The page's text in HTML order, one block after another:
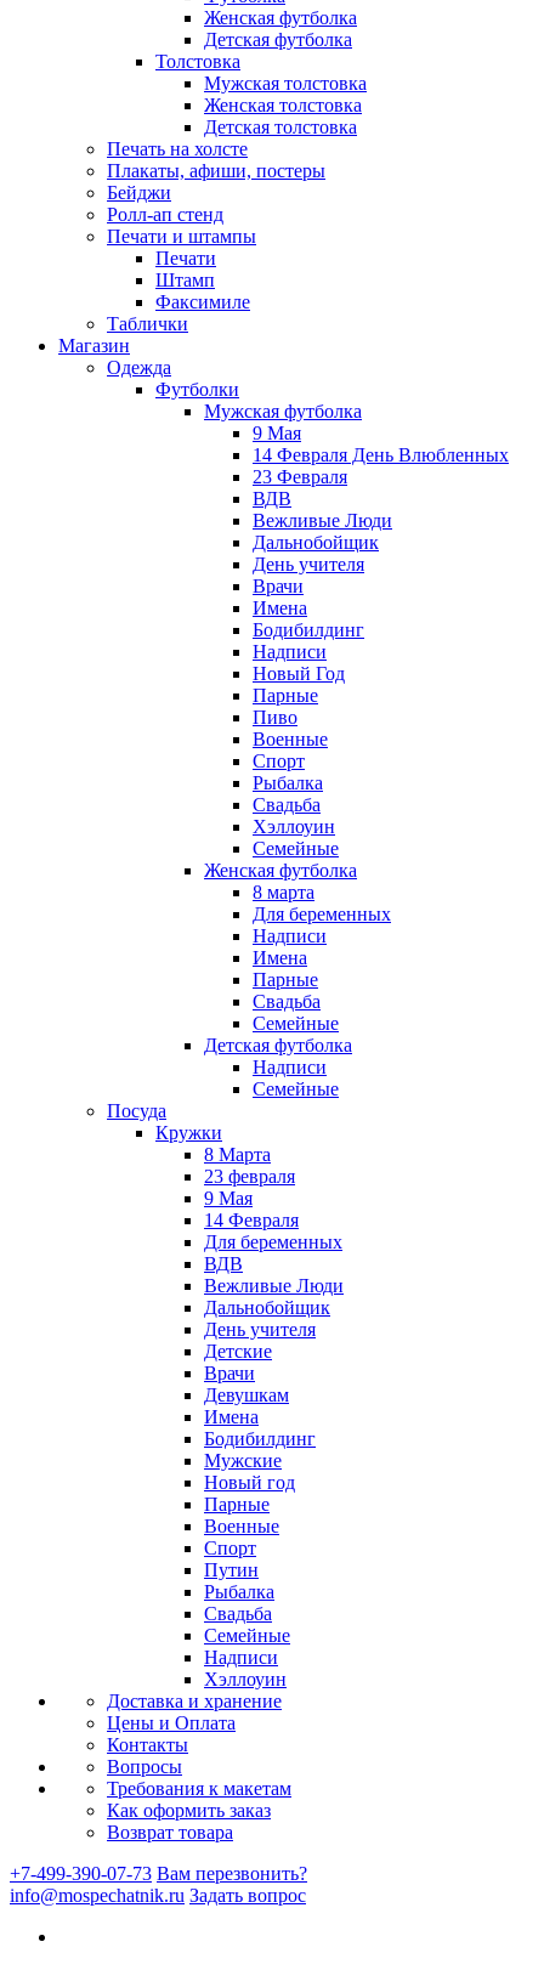
Женская футболка
Детская футболка
Толстовка
Мужская толстовка
Женская толстовка
Детская толстовка
Печать на холсте
Плакаты, афиши, постеры
Бейджи
Ролл-ап стенд
Печати и штампы
Печати
Штамп
Факсимиле
Таблички
Магазин
Одежда
Футболки
Мужская футболка
9 Мая
14 Февраля День Влюбленных
23 Февраля
ВДВ
Вежливые Люди
Дальнобойщик
День учителя
Врачи
Имена
Бодибилдинг
Надписи
Новый Год
Парные
Пиво
Военные
Спорт
Рыбалка
Свадьба
Хэллоуин
Семейные
Женская футболка
8 марта
Для беременных
Надписи
Имена
Парные
Свадьба
Семейные
Детская футболка
Надписи
Семейные
Посуда
Кружки
8 Марта
23 февраля
9 Мая
14 Февраля
Для беременных
ВДВ
Вежливые Люди
Дальнобойщик
День учителя
Детские
Врачи
Девушкам
Имена
Бодибилдинг
Мужские
Новый год
Парные
Военные
Спорт
Путин
Рыбалка
Свадьба
Семейные
Надписи
Хэллоуин
Доставка и хранение
Цены и Оплата
Контакты
Вопросы
Требования к макетам
Как оформить заказ
Возврат товара
+7-499-390-07-73 Вам перезвонить?
info@mospechatnik.ru Задать вопрос